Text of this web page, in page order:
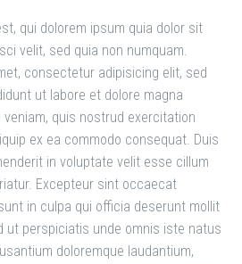
qui dolorem ipsum quia dolor sit
velit, sed quia non numquam.
consectetur adipisicing elit, sed
ut labore et dolore magna
veniam, quis nostrud exercitation
ex ea commodo consequat. Duis
in voluptate velit esse cillum
Excepteur sint occaecat
in culpa qui officia deserunt mollit
ut perspiciatis unde omnis iste natus
doloremque laudantium,